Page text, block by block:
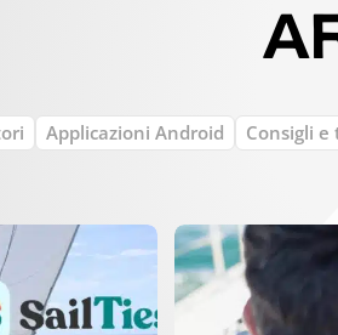
Applicazioni Android Consigli e